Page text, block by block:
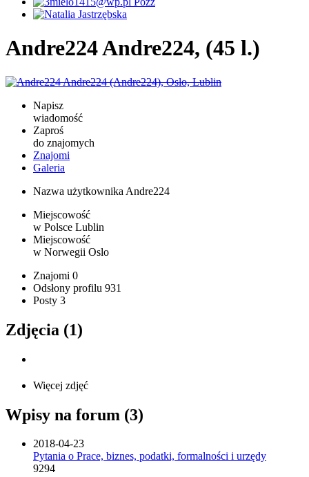
Andre224 Andre224, (45 l.)
Napisz
wiadomość
Zaproś
do znajomych
Znajomi
Galeria
Nazwa użytkownika Andre224
Miejscowość
w Polsce Lublin
Miejscowość
w Norwegii Oslo
Znajomi 0
Odsłony profilu 931
Posty 3
Zdjęcia (1)
Więcej zdjęć
Wpisy na forum (3)
2018-04-23
Pytania o Prace, biznes, podatki, formalności i urzędy
9294